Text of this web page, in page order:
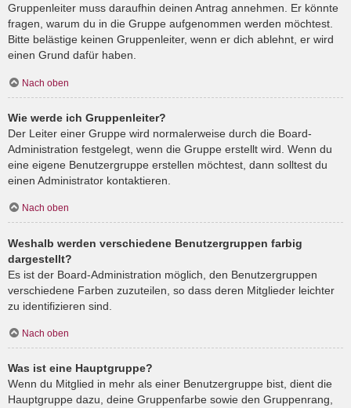
Gruppenleiter muss daraufhin deinen Antrag annehmen. Er könnte
fragen, warum du in die Gruppe aufgenommen werden möchtest.
Bitte belästige keinen Gruppenleiter, wenn er dich ablehnt, er wird
einen Grund dafür haben.
Nach oben
Wie werde ich Gruppenleiter?
Der Leiter einer Gruppe wird normalerweise durch die Board-
Administration festgelegt, wenn die Gruppe erstellt wird. Wenn du
eine eigene Benutzergruppe erstellen möchtest, dann solltest du
einen Administrator kontaktieren.
Nach oben
Weshalb werden verschiedene Benutzergruppen farbig
dargestellt?
Es ist der Board-Administration möglich, den Benutzergruppen
verschiedene Farben zuzuteilen, so dass deren Mitglieder leichter
zu identifizieren sind.
Nach oben
Was ist eine Hauptgruppe?
Wenn du Mitglied in mehr als einer Benutzergruppe bist, dient die
Hauptgruppe dazu, deine Gruppenfarbe sowie den Gruppenrang,